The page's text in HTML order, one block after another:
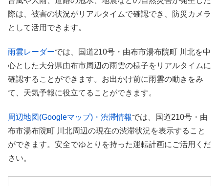
際は、被害の状況がリアルタイムで確認でき、防災カメラ
として活用できます。
雨雲レーダーでは、国道210号・由布市湯布院町 川北を中
心とした大分県由布市周辺の雨雲の様子をリアルタイムに
確認することができます。お出かけ前に雨雲の動きをみ
て、天気予報に役立てることができます。
周辺地図(Googleマップ)・渋滞情報では、国道210号・由
布市湯布院町 川北周辺の現在の渋滞状況を表示すること
ができます。安全でゆとりを持った運転計画にご活用くだ
さい。